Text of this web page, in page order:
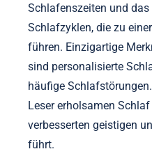
Schlafenszeiten und
Schlafzyklen, die zu
führen. Einzigartige
sind personalisierte
häufige
Leser erholsamen
verbesserten geistigen
führt.